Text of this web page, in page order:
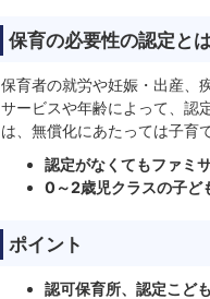
保育の必要性の認定と
保育者の就労や妊娠・出産、
サービスや年齢によって、認
は、無償化にあたっては子育
認定がなくてもファミ
0～2歳児クラスの子ど
ポイント
認可保育所、認定こど